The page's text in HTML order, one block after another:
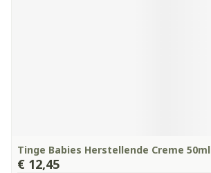
Tinge Babies Herstellende Creme 50ml
€ 12,45